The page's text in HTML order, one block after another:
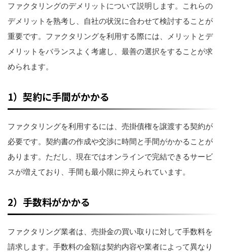
ファクタリングのデメリットについて説明します。これらの
デメリットを熟考し、自社の状況に合わせて検討することが
重要です。ファクタリングを利用する際には、メリットとデ
メリットをバランスよく考慮し、最善の選択をすることが求
められます。
1）契約に手間がかかる
ファクタリングを利用するには、売掛債権を譲渡する契約が
必要です。契約書の作成や交渉に時間と手間がかかることが
あります。ただし、現在ではオンラインで完結できるサービ
スが増えており、手間も最小限に抑えられています。
2）手数料がかかる
ファクタリング業者は、売掛金の買い取りに対して手数料を
請求します。手数料の金額は契約内容や業者によって異なり